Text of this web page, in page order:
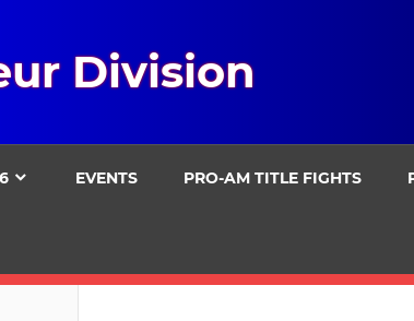
Division
EVENTS PRO-AM TITLE FIGHTS